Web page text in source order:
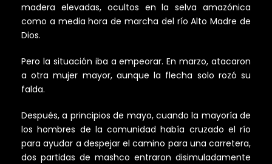
madera elevadas, ocultos en la selva amazónica
como a media hora de marcha del río Alto Madre de
Dios.
Pero la situación iba a empeorar. En marzo, atacaron
a otra mujer mayor, aunque la flecha solo rozó su
falda.
Después, a principios de mayo, cuando la mayoría de
los hombres de la comunidad había cruzado el río
para ayudar a despejar el camino para una carretera,
dos partidas de mashco entraron disimuladamente